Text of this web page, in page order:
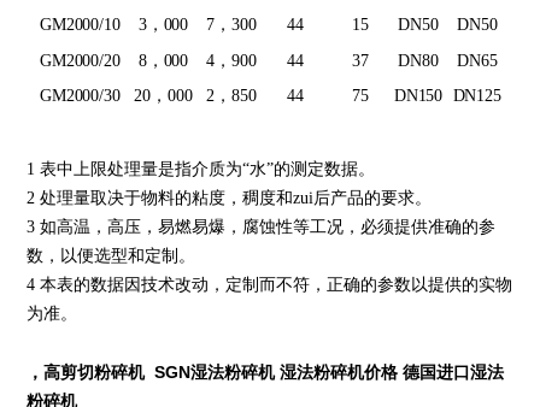
GM2000/10 3，000 7，300 44 15 DN50 DN50
GM2000/20 8，000 4，900 44 37 DN80 DN65
GM2000/30 20，000 2，850 44 75 DN150 DN125
1 表中上限处理量是指介质为“水”的测定数据。
2 处理量取决于物料的粘度，稠度和zui后产品的要求。
3 如高温，高压，易燃易爆，腐蚀性等工况，必须提供准确的参
数，以便选型和定制。
4 本表的数据因技术改动，定制而不符，正确的参数以提供的实物
为准。
，高剪切粉碎机SGN湿法粉碎机 湿法粉碎机价格 德国进口湿法
粉碎机